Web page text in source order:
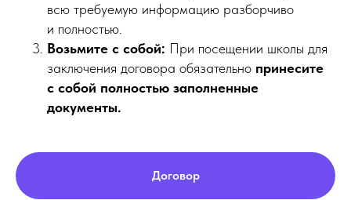
всю требуемую информацию разборчиво
и полностью.
Возьмите с собой: При посещении школы для
заключения договора обязательно принесите
с собой полностью заполненные
документы.
Договор